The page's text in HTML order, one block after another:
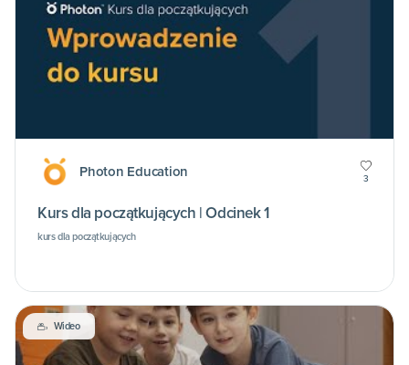
Photon Education 3
Kurs dla początkujących | Odcinek 1
kurs dla początkujących
Wideo